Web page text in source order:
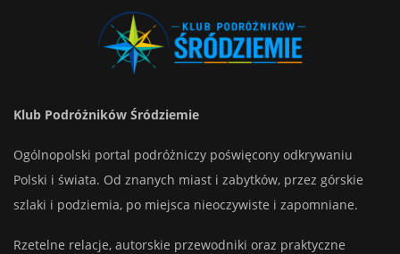
Klub Podróżników Śródziemie
Ogólnopolski portal podróżniczy poświęcony odkrywaniu
Polski i świata. Od znanych miast i zabytków, przez górskie
szlaki i podziemia, po miejsca nieoczywiste i zapomniane.
Rzetelne relacje, autorskie przewodniki oraz praktyczne